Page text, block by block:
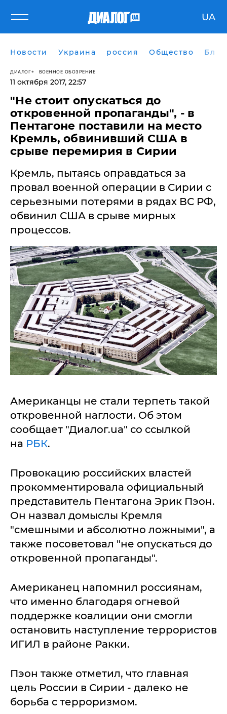
UA
Новости Украина россия Общество
ДИАЛОГ ВОЕННОЕ ОБОЗРЕНИЕ
11 октября 2017, 22:57
​"Не стоит опускаться до
откровенной пропаганды", - в
Пентагоне поставили на место
Кремль, обвинивший США в
срыве перемирия в Сирии
Кремль, пытаясь оправдаться за
провал военной операции в Сирии с
серьезными потерями в рядах ВС РФ,
обвинил США в срыве мирных
процессов.
Американцы не стали терпеть такой
откровенной наглости. Об этом
сообщает "Диалог.ua" со ссылкой
на РБК.
Провокацию российских властей
прокомментировала официальный
представитель Пентагона Эрик Пэон.
Он назвал домыслы Кремля
"смешными и абсолютно ложными", а
также посоветовал "не опускаться до
откровенной пропаганды".
Американец напомнил россиянам,
что именно благодаря огневой
поддержке коалиции они смогли
остановить наступление террористов
ИГИЛ в районе Ракки.
Пэон также отметил, что главная
цель России в Сирии - далеко не
борьба с терроризмом.